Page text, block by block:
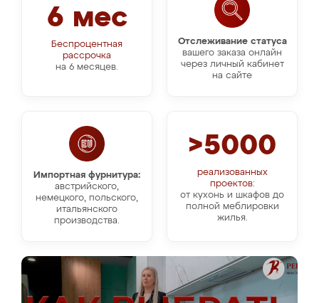
Отслеживание статуса
вашего заказа онлайн
через личный кабинет
на сайте
6 мес
Беспроцентная
рассрочка
на 6 месяцев.
Импортная фурнитура:
австрийского,
немецкого, польского,
итальянского
производства.
>5000
реализованных
проектов:
от кухонь и шкафов до
полной меблировки
жилья.